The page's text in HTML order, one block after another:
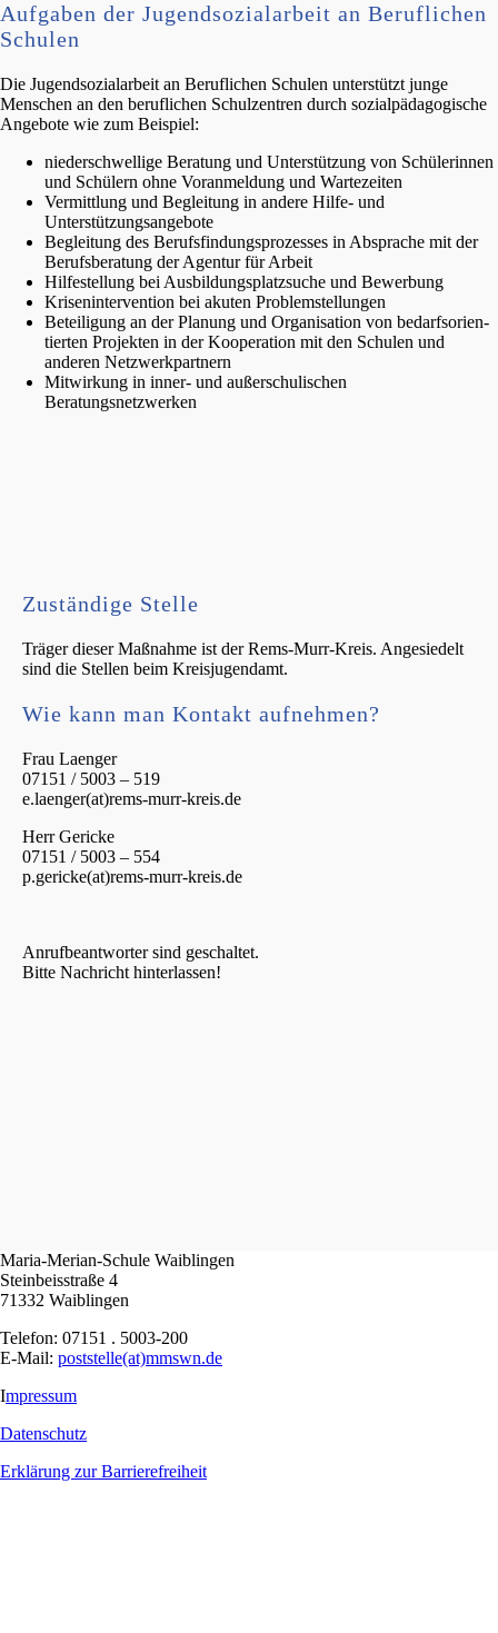
Aufga­ben der Jugend­so­zi­al­ar­beit an Beruf­li­chen
Schulen
Die Jugend­so­zi­al­ar­beit an Beruf­li­chen Schulen unter­stützt junge
Menschen an den beruf­li­chen Schul­zen­tren durch sozial­päd­ago­gi­sche
Angebo­te wie zum Beispiel:
nieder­schwel­li­ge Beratung und Unter­stüt­zung von Schüle­rin­nen
und Schülern ohne Voranmel­dung und Wartezeiten
Vermitt­lung und Beglei­tung in andere Hilfe- und
Unterstützungsangebote
Beglei­tung des Berufs­fin­dungs­pro­zes­ses in Abspra­che mit der
Berufs­be­ra­tung der Agentur für Arbeit
Hilfe­stel­lung bei Ausbil­dungs­platz­su­che und Bewerbung
Krisen­in­ter­ven­ti­on bei akuten Problemstellungen
Betei­li­gung an der Planung und Organi­sa­ti­on von bedarfs­ori­en­
tier­ten Projek­ten in der Koope­ra­ti­on mit den Schulen und
anderen Netzwerkpartnern
Mitwir­kung in inner- und außer­schu­li­schen
Beratungsnetzwerken
Zustän­di­ge Stelle
Träger dieser Maßnah­me ist der Rems-Murr-Kreis. Angesie­delt
sind die Stellen beim Kreisjugendamt.
Wie kann man Kontakt aufnehmen?
Frau Laenger
07151 / 5003 – 519
e.laenger(at)rems-murr-kreis.de
Herr Gericke
07151 / 5003 – 554
p.gericke(at)rems-murr-kreis.de
Anruf­be­ant­wor­ter sind geschaltet.
Bitte Nachricht hinterlassen!
Maria-Merian-Schule Waiblingen
Steinbeisstraße 4
71332 Waiblingen
Telefon: 07151 . 5003-200
E-Mail: poststelle(at)mmswn.de
Impressum
Datenschutz
Erklärung zur Barrierefreiheit